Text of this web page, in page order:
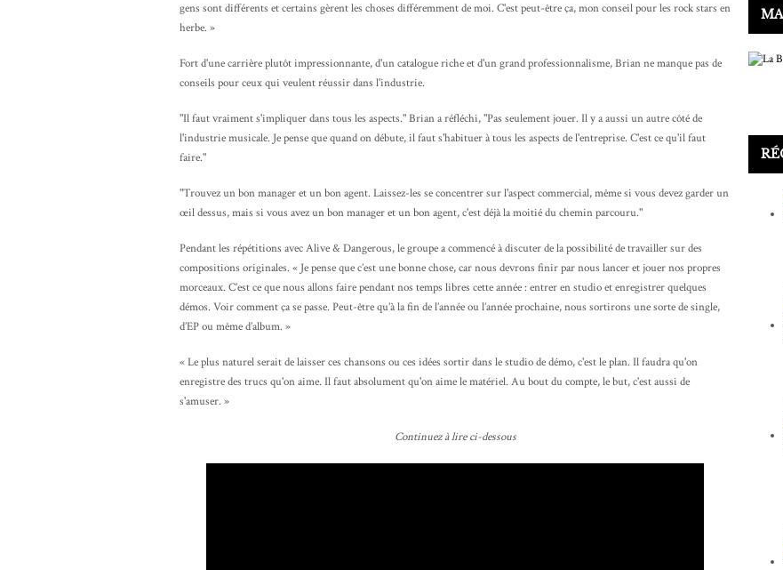
gens sont différents et certains gèrent les choses différemment de moi. C'est peut-être ça, mon conseil pour les rock stars en
herbe. »
Fort d'une carrière plutôt impressionnante, d'un catalogue riche et d'un grand professionnalisme, Brian ne manque pas de
conseils pour ceux qui veulent réussir dans l'industrie.
"Il faut vraiment s'impliquer dans tous les aspects." Brian a réfléchi, "Pas seulement jouer. Il y a aussi un autre côté de
l'industrie musicale. Je pense que quand on débute, il faut s'habituer à tous les aspects de l'entreprise. C'est ce qu'il faut
faire."
"Trouvez un bon manager et un bon agent. Laissez-les se concentrer sur l'aspect commercial, même si vous devez garder un
œil dessus, mais si vous avez un bon manager et un bon agent, c'est déjà la moitié du chemin parcouru."
Pendant les répétitions avec Alive & Dangerous, le groupe a commencé à discuter de la possibilité de travailler sur des
compositions originales. « Je pense que c’est une bonne chose, car nous devrons finir par nous lancer et jouer nos propres
morceaux. C’est ce que nous allons faire pendant nos temps libres cette année : entrer en studio et enregistrer quelques
démos. Voir comment ça se passe. Peut-être qu’à la fin de l’année ou l’année prochaine, nous sortirons une sorte de single,
d’EP ou même d’album. »
« Le plus naturel serait de laisser ces chansons ou ces idées sortir dans le studio de démo, c'est le plan. Il faudra qu'on
enregistre des trucs qu'on aime. Il faut absolument qu'on aime le matériel. Au bout du compte, le but, c'est aussi de
s'amuser. »
Continuez à lire ci-dessous